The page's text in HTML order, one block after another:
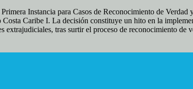
Instancia para Casos de Reconocimiento de
Costa Caribe I. La decisión constituye un hito en la
extrajudiciales, tras surtir el proceso de reconocimiento de